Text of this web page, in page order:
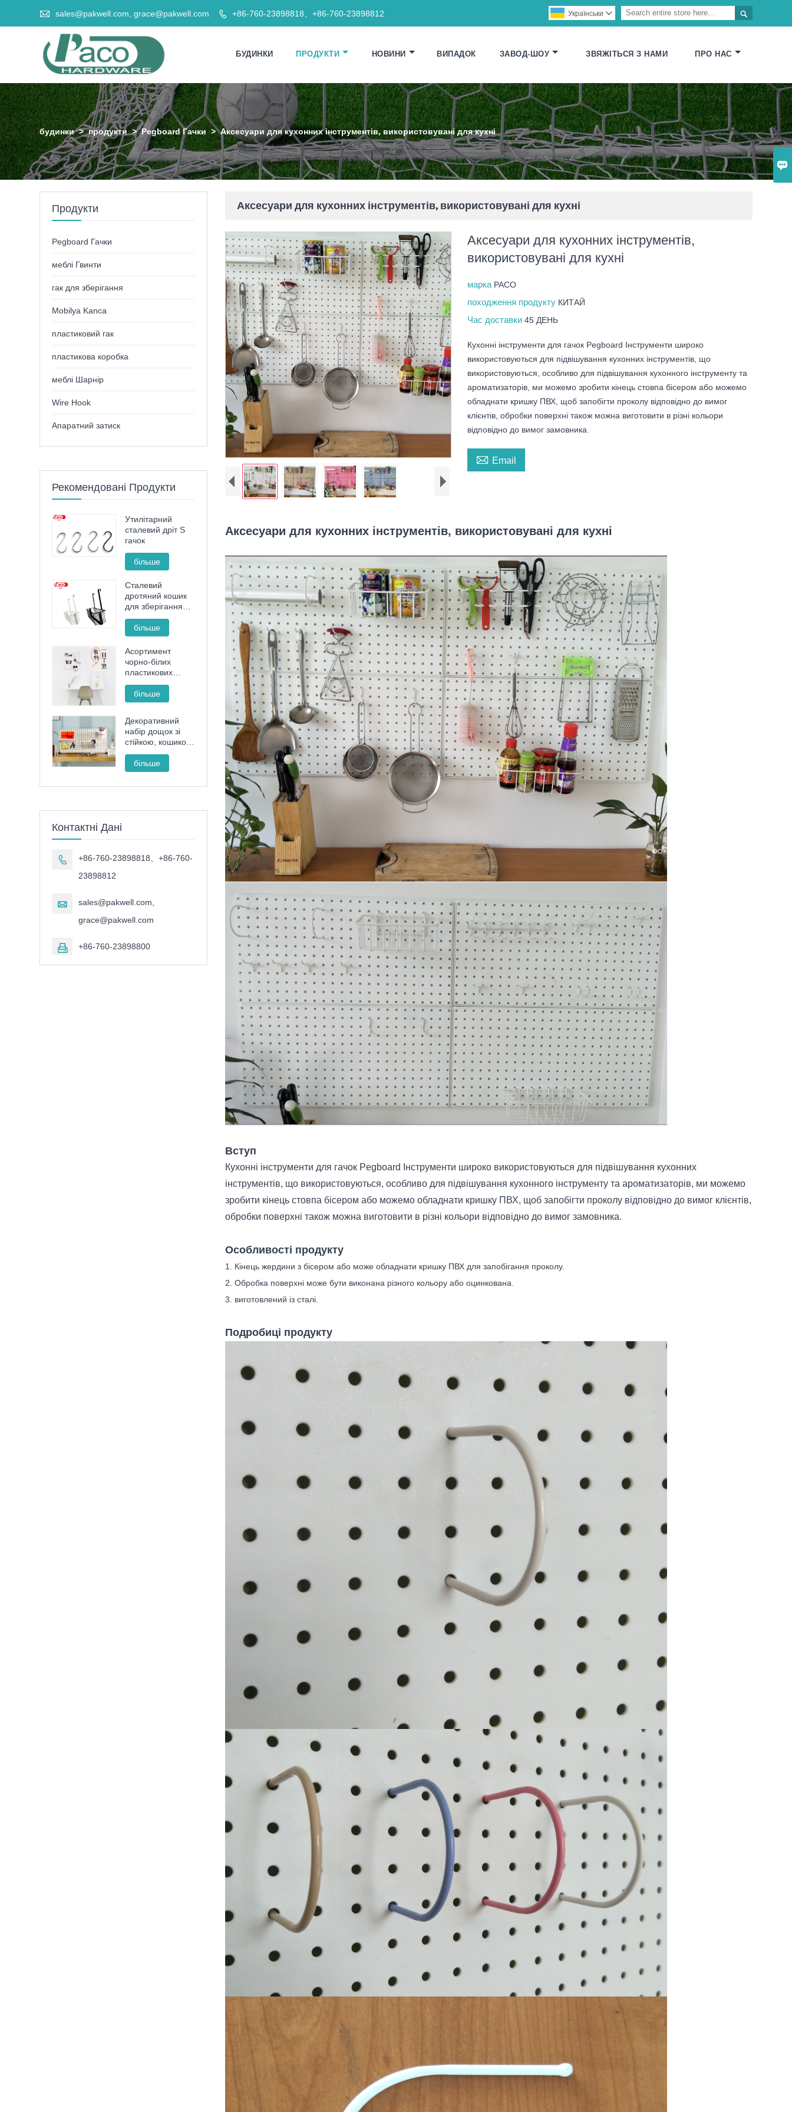

 sales@pakwell.com, grace@pakwell.com  +86-760-23898818、+86-760-23898812 
Українськи 
БУДИНКИ ПРОДУКТИ НОВИНИ ВИПАДОК ЗАВОД-ШОУ ЗВЯЖІТЬСЯ З НАМИ ПРО НАС
будинки > продукти > Pegboard Гачки > Аксесуари для кухонних інструментів, використовувані для кухні
Аксесуари для кухонних інструментів, використовувані для кухні
Аксесуари для кухонних інструментів,
використовувані для кухні
марка PACO
походження продукту КИТАЙ
Час доставки45 ДЕНЬ
Кухонні інструменти для гачок Pegboard Інструменти широко
використовуються для підвішування кухонних інструментів, що
використовуються, особливо для підвішування кухонного інструменту та
ароматизаторів, ми можемо зробити кінець стовпа бісером або можемо
обладнати кришку ПВХ, щоб запобігти проколу відповідно до вимог
клієнтів, обробки поверхні також можна виготовити в різні кольори
відповідно до вимог замовника.
 Email
Аксесуари для кухонних інструментів, використовувані для кухні
Вступ
Кухонні інструменти для гачок Pegboard Інструменти широко використовуються для підвішування кухонних
інструментів, що використовуються, особливо для підвішування кухонного інструменту та ароматизаторів, ми можемо
зробити кінець стовпа бісером або можемо обладнати кришку ПВХ, щоб запобігти проколу відповідно до вимог клієнтів,
обробки поверхні також можна виготовити в різні кольори відповідно до вимог замовника.
Особливості продукту
1. Кінець жердини з бісером або може обладнати кришку ПВХ для запобігання проколу.
2. Обробка поверхні може бути виконана різного кольору або оцинкована.
3. виготовлений із сталі.
Подробиці продукту
Продукти
Pegboard Гачки
меблі Гвинти
гак для зберігання
Mobilya Kanca
пластиковий гак
пластикова коробка
меблі Шарнір
Wire Hook
Апаратний затиск
Рекомендовані Продукти
Утилітарний
сталевий дріт S
гачок
більше
Сталевий
дротяний кошик
для зберігання
без ударів
більше
Асортимент
чорно-білих
пластикових
дощок
більше
Декоративний
набір дощок зі
стійкою, кошиком
і чашкою для
впорядкування
більше
Контактні Дані

+86-760-23898818、+86-760-
23898812

sales@pakwell.com,
grace@pakwell.com
 +86-760-23898800